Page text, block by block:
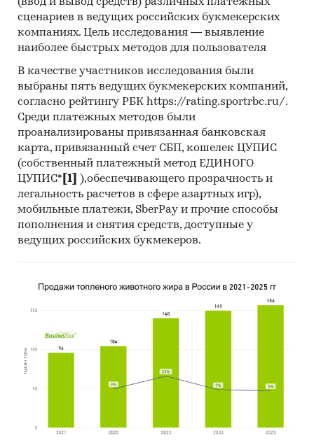
Ростова-на-Дону).
В Выводах кратко представлены основные
результаты исследования.
В Приложения вынесены дополнительные
готовые материалы справочного характера.
Предмет исследования
География исследования
первую очередь организовать сбыт продукции.
(ввод и вывод средств) различных платежных
сценариев в ведущих российских букмекерских
компаниях. Цель исследования — выявление
наиболее быстрых методов для пользователя
В качестве участников исследования были
выбраны пять ведущих букмекерских компаний,
согласно рейтингу РБК https://rating.sportrbc.ru/.
Среди платежных методов были
проанализированы привязанная банковская
карта, привязанный счет СБП, кошелек ЦУПИС
(собственный платежный метод ЕДИНОГО
ЦУПИС* [1]
),обеспечивающего прозрачность и
легальность расчетов в сфере азартных игр),
мобильные платежи, SberPay и прочие способы
пополнения и снятия средств, доступные у
ведущих российских букмекеров.